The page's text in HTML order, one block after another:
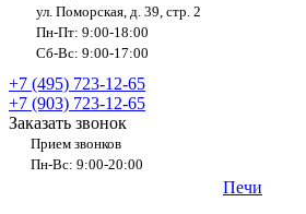
ул. Поморская, д. 39, стр. 2
Пн-Пт: 9:00-18:00
Сб-Вс: 9:00-17:00
+7 (495) 723-12-65
+7 (903) 723-12-65
Заказать звонок
Прием звонков
Пн-Вс: 9:00-20:00
Печи